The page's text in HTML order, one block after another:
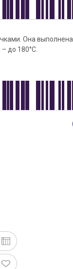
Она выполнена
до 180°C.